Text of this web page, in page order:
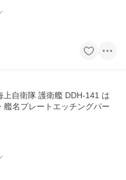
上自衛隊 護衛艦 DDH-141 は
艦名プレートエッチングパー